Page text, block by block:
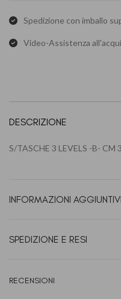
Spedizione con imballo
Video-Assistenza
DESCRIZIONE
S/TASCHE 3 LEVELS -B- CM
INFORMAZIONI
SPEDIZIONE E RESI
RECENSIONI